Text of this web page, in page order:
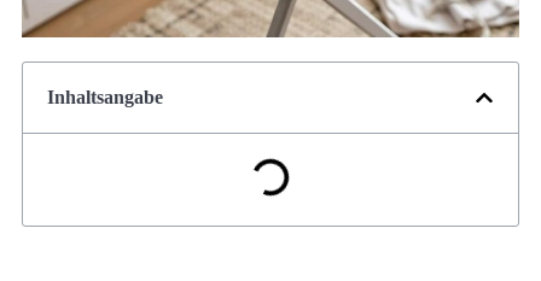
Inhaltsangabe